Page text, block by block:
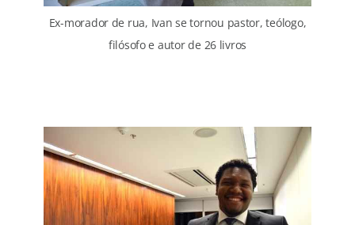
Ex-morador de rua, Ivan se tornou pastor, teólogo,
filósofo e autor de 26 livros